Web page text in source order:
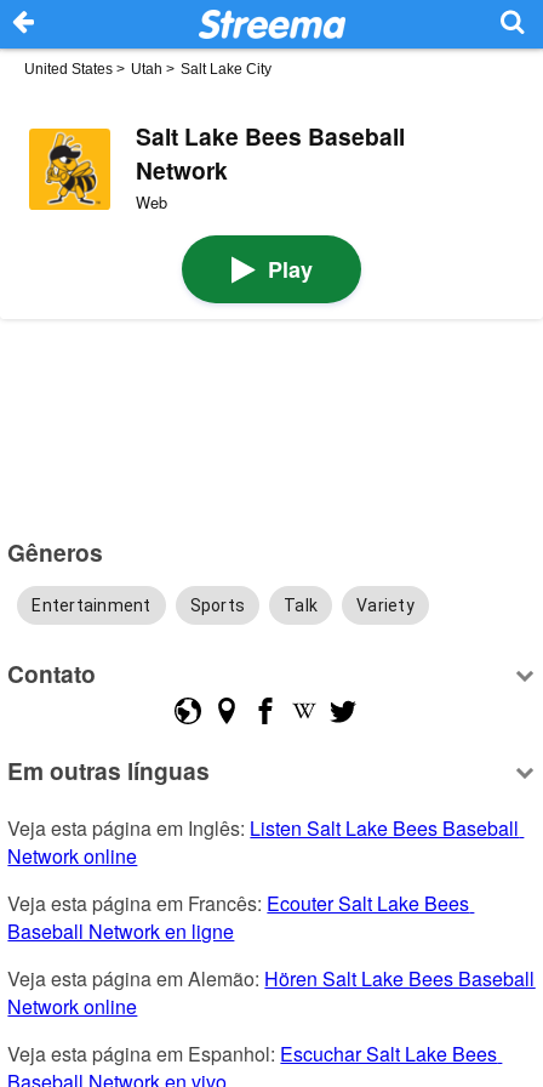
United States > Utah > Salt Lake City
Salt Lake Bees Baseball
Network
Web
Play
Gêneros
Entertainment Sports Talk Variety
Contato
Em outras línguas
Veja esta página em Inglês: Listen Salt Lake Bees Baseball
Network online
Veja esta página em Francês: Ecouter Salt Lake Bees
Baseball Network en ligne
Veja esta página em Alemão: Hören Salt Lake Bees Baseball
Network online
Veja esta página em Espanhol: Escuchar Salt Lake Bees
Baseball Network en vivo